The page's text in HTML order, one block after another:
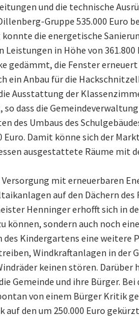
und die technische
Gruppe 535.000 Euro
die energetische
in Höhe von
gedämmt, die Fenster
ein Anbau für die
Ausstattung der
dass die
des Umbaus des
Damit könne sich der
ausgestattete Räume mit
mit erneuerbaren
auf den Dächern des
Henninger erhofft sich in
sondern auch noch
des Kindergartens eine
Windkraftanlagen in der
keinen stören.
Gemeinde und ihre Bürger. Bei
von einem Bürger Kritik
den um 250.000 Euro